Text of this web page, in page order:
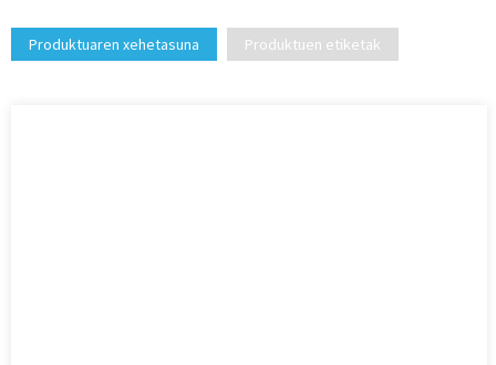
Produktuaren xehetasuna Produktuen etiketak